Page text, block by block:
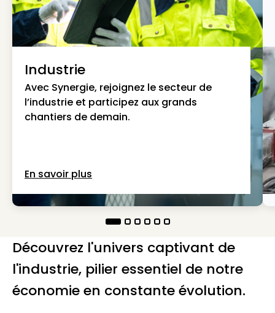
Industrie
Avec Synergie, rejoignez le secteur de
l’industrie et participez aux grands
chantiers de demain.
En savoir plus
Découvrez l'univers captivant de
l'industrie, pilier essentiel de notre
économie en constante évolution.